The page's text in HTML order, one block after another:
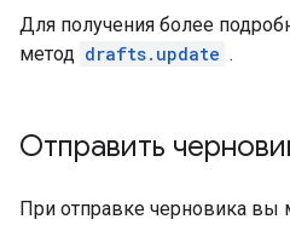
Для получения более
метод drafts.update .
Отправить
При отправке черновика вы